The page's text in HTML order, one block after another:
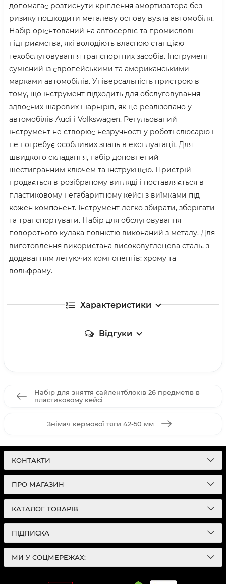
допомагає розтиснути кріплення амортизатора без
ризику пошкодити металеву основу вузла автомобіля.
Набір орієнтований на автосервіс та промислові
підприємства, які володіють власною станцією
техобслуговування транспортних засобів. Інструмент
сумісний із європейськими та американськими
марками автомобілів. Універсальність пристрою в
тому, що інструмент підходить для обслуговування
здвоєних шарових шарнірів, як це реалізовано у
автомобілів Audi і Volkswagen. Регульований
інструмент не створює незручності у роботі слюсарю і
не потребує особливих знань в експлуатації. Для
швидкого складання, набір доповнений
шестигранним ключем та інструкцією. Пристрій
продається в розібраному вигляді і поставляється в
пластиковому негабаритному кейсі з виїмками під
кожен компонент. Інструмент легко збирати, зберігати
та транспортувати. Набір для обслуговування
поворотного кулака повністю виконаний з металу. Для
виготовлення використана високовуглецева сталь, з
додаванням легуючих компонентів: хрому та
вольфраму.
Характеристики
Відгуки
Набір для зняття сайлентблоків 26 предметів в
пластиковому кейсі
Знімач кермової тяги 42-50 мм
КОНТАКТИ
ПРО МАГАЗИН
КАТАЛОГ ТОВАРІВ
ПІДПИСКА
МИ У СОЦМЕРЕЖАХ: